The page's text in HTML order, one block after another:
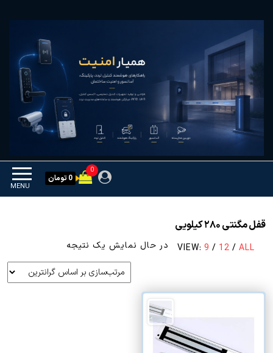
همیار امنیت
MENU
0
0 تومان
قفل مگنتی ۲۸۰ کیلویی
VIEW: 9 / 12 / ALL در حال نمایش یک نتیجه